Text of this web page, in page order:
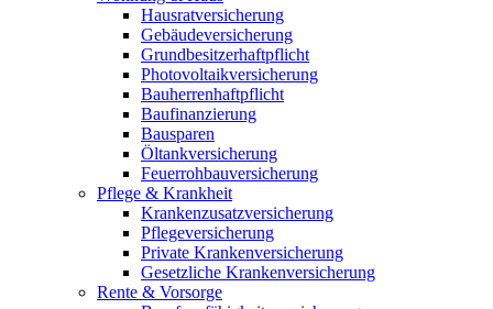
Hausratversicherung
Gebäudeversicherung
Grundbesitzerhaftpflicht
Photovoltaikversicherung
Bauherrenhaftpflicht
Baufinanzierung
Bausparen
Öltankversicherung
Feuerrohbauversicherung
Pflege & Krankheit
Krankenzusatzversicherung
Pflegeversicherung
Private Krankenversicherung
Gesetzliche Krankenversicherung
Rente & Vorsorge